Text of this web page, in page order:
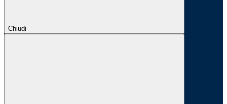
Chiudi